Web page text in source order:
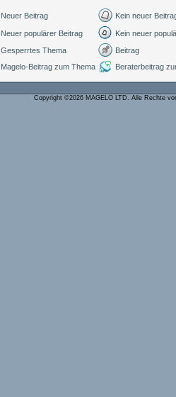
Neuer Beitrag Kein neuer
Neuer populärer Beitrag
Kein neuer
Gesperrtes Thema
Beitrag
Magelo-Beitrag zum Thema
Beraterbeitrag
Copyright ©2026 MAGELO LTD. Alle Rechte